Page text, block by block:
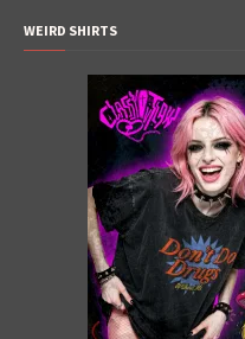
WEIRD SHIRTS